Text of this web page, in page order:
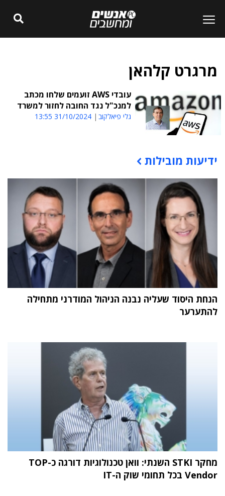
מרגרט קלהאן
עובדי AWS זועמים שלחו מכתב
למנכ"ל נגד החובה לחזור למשרד
גלי פיאלקוב 31/10/2024 13:55
תוכן פרסומי
ידיעות מובילות
הנחת היסוד שעליה נבנה הניהול המודרני מתחילה
להתערער
מחקר STKI השנתי: וואן טכנולוגיות דורגה כ-TOP
Vendor בכל תחומי שוק ה-IT